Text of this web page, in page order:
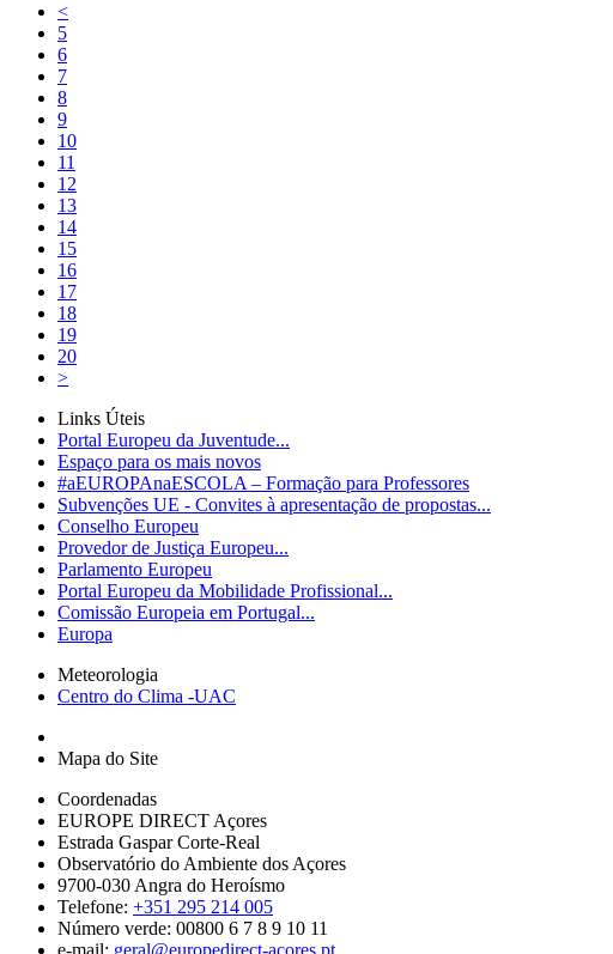
<
5
6
7
8
9
10
11
12
13
14
15
16
17
18
19
20
>
Links Úteis
Portal Europeu da Juventude...
Espaço para os mais novos
#aEUROPAnaESCOLA – Formação para Professores
Subvenções UE - Convites à apresentação de propostas...
Conselho Europeu
Provedor de Justiça Europeu...
Parlamento Europeu
Portal Europeu da Mobilidade Profissional...
Comissão Europeia em Portugal...
Europa
Meteorologia
Centro do Clima -UAC
Mapa do Site
Coordenadas
EUROPE DIRECT Açores
Estrada Gaspar Corte-Real
Observatório do Ambiente dos Açores
9700-030 Angra do Heroísmo
Telefone: +351 295 214 005
Número verde: 00800 6 7 8 9 10 11